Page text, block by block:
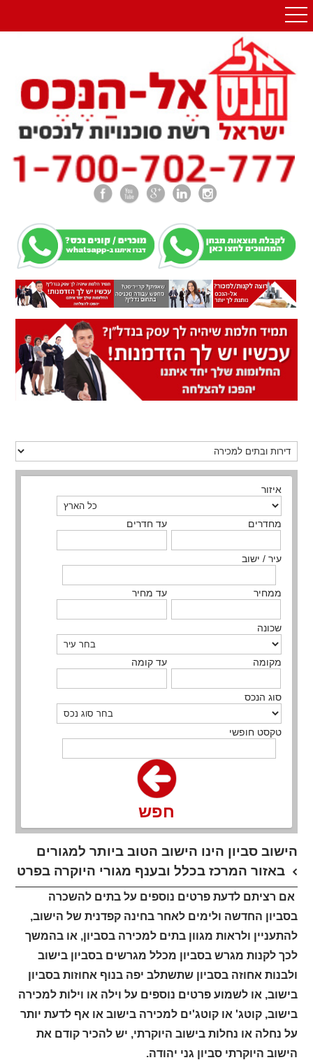
איזור
מחדרים עד חדרים
עיר / ישוב
ממחיר עד מחיר
שכונה
מקומה עד קומה
סוג הנכס
טקסט חופשי
חפש
הישוב סביון הינו הישוב הטוב ביותר למגורים
באזור המרכז בכלל ובענף מגורי היוקרה בפרט
אם רציתם לדעת פרטים נוספים על בתים להשכרה
בסביון החדשה ולימים לאחר בחינה קפדנית של הישוב,
להתעניין ולראות מגוון בתים למכירה בסביון, או בהמשך
לכך לקנות מגרש בסביון מכלל מגרשים בסביון בישוב
ולבנות אחוזה בסביון שתשתלב יפה בנוף אחוזות בסביון
בישוב, או לשמוע פרטים נוספים על וילה או וילות למכירה
בישוב, קוטג' או קוטג'ים למכירה בישוב או אף לדעת יותר
על נחלה או נחלות בישוב היוקרתי, יש להכיר קודם את
הישוב היוקרתי סביון גני יהודה.